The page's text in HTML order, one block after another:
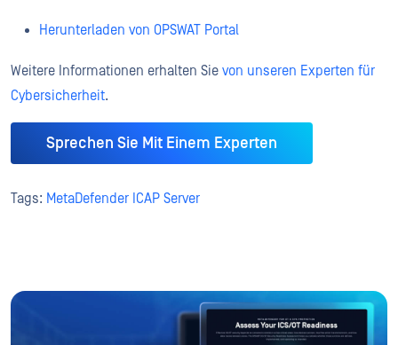
Herunterladen von OPSWAT Portal
Weitere Informationen erhalten Sie von unseren Experten für
Cybersicherheit.
Sprechen Sie Mit Einem Experten
Tags: MetaDefender ICAP Server